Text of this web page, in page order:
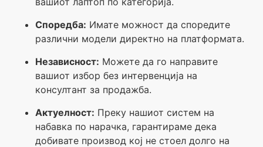
Споредба: Имате можност да споредите
различни модели директно на платформата.
Независност: Можете да го направите
вашиот избор без интервенција на
консултант за продажба.
Актуелност: Преку нашиот систем на
набавка по нарачка, гарантираме дека
добивате производ кој не стоел долго на